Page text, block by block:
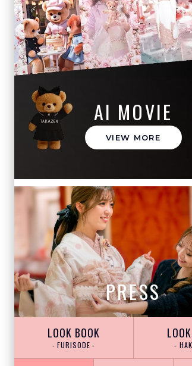
AI MOVIE
VIEW MORE
PRESS
LOOK BOOK
- FURISODE - -